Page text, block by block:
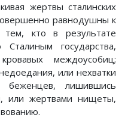
жертвы сталинских
равнодушны к
кто в результате
Сталиным государства,
междоусобиц;
или нехватки
беженцев, лишившись
или жертвами нищеты,